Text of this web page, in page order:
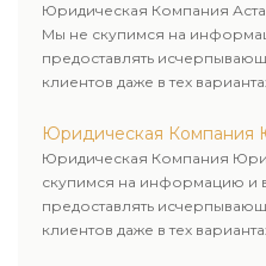
Юридическая Компания
Мы не скупимся на
предоставлять
клиентов даже в тех
пользовались
Юридическая Компания
Юридическая Компания
скупимся на информацию и
предоставлять
клиентов даже в тех
пользовались